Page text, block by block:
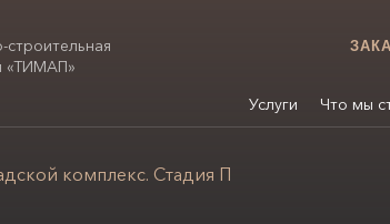
строительная
«ТИМАП»
Услуги Что мы
комплекс. Стадия П